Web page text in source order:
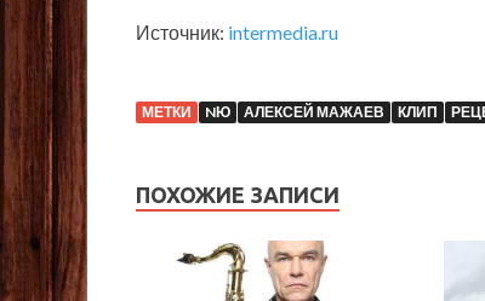
Источник: intermedia.ru
МЕТКИ NЮ АЛЕКСЕЙ МАЖАЕВ КЛИП
ПОХОЖИЕ ЗАПИСИ